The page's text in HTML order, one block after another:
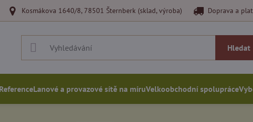
Kosmákova 1640/8, 78501 Šternberk (sklad, výroba) Doprava a
Hledat
ReferenceLanové a provazové sítě na míruVelkoobchodní spolupráce